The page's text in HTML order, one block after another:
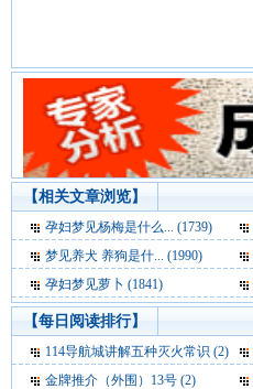
【相关文章浏览】
孕妇梦见杨梅是什么... (1739)
梦见养犬 养狗是什... (1990)
孕妇梦见萝卜 (1841)
【每日阅读排行】
114导航城讲解五种灭火常识 (2)
金牌推介（外围）13号 (2)